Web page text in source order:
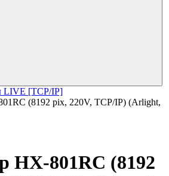
LIVE [TCP/IP]
(8192 pix, 220V, TCP/IP) (Arlight,
HX-801RC (8192